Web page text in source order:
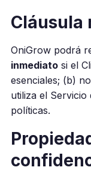
Cláusula
OniGrow podrá
inmediatosi el
esenciales; (b)
utiliza el
políticas.